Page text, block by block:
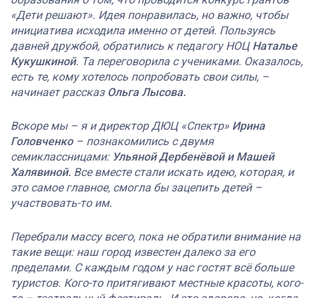
«Дети решают». Идея понравилась, но важно, чтобы
инициатива исходила именно от детей. Пользуясь
давней дружбой, обратились к педагогу НОЦ Наталье
Кукушкиной. Та переговорила с учениками. Оказалось,
есть те, кому хотелось попробовать свои силы, –
начинает рассказ Ольга Лысова.
Вскоре мы – я и директор ДЮЦ «Спектр» Ирина
Головченко– познакомились с двумя
семиклассницами: Ульяной Дербенёвой и Машей
Халявиной. Все вместе стали искать идею, которая, и
это самое главное, смогла бы зацепить детей –
участвовать-то им.
Перебрали массу всего, пока не обратили внимание на
такие вещи: наш город известен далеко за его
пределами. С каждым годом у нас гостят всё больше
туристов. Кого-то притягивают местные красоты, кого-